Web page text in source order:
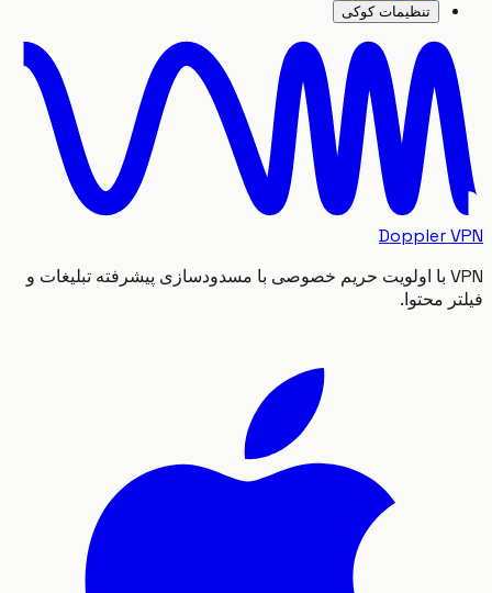
تنظیمات کوکی
Doppler
VPN با اولویت حریم خصوصی با مسدودسازی پیشرفته تبلیغات و
محتوا.